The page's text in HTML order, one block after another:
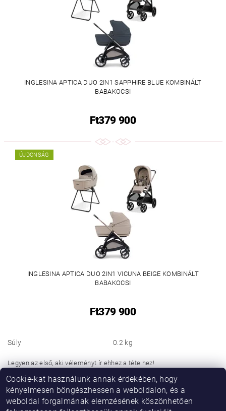
INGLESINA APTICA DUO 2IN1 SAPPHIRE BLUE KOMBINÁLT
BABAKOCSI
Ft379 900
ÚJDONSÁG
INGLESINA APTICA DUO 2IN1 VICUNA BEIGE KOMBINÁLT
BABAKOCSI
Ft379 900
Súly 0.2 kg
Legyen az első, aki véleményt ír ehhez a tételhez!
Hozzászólás hozzáadása
Cookie-kat használunk annak érdekében, hogy
kényelmesen böngészhessen a weboldalon, és a
weboldal forgalmának elemzésének köszönhetően